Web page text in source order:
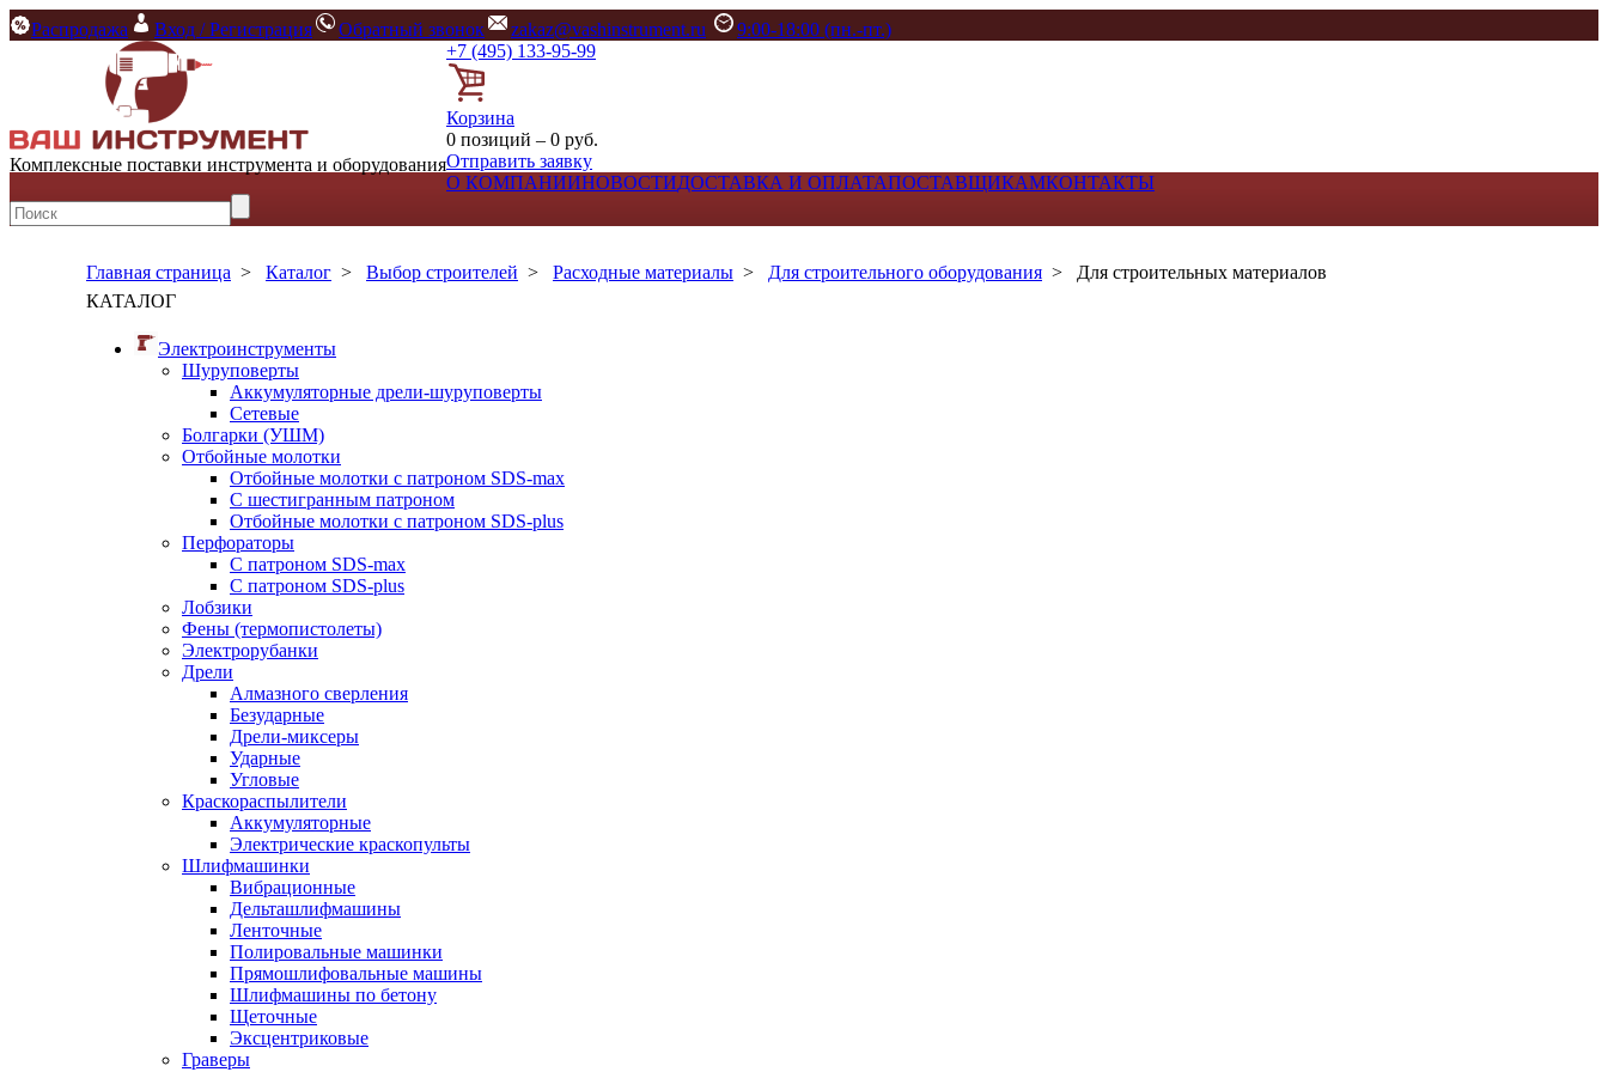
Распродажа Вход / Регистрация Обратный звонок zakaz@vashinstrument.ru 9:00-18:00 (пн.-пт.)
Комплексные поставки инструмента и оборудования
+7 (495) 133-95-99
Корзина
0 позиций – 0 руб.
Отправить заявку
О КОМПАНИИНОВОСТИДОСТАВКА И ОПЛАТАПОСТАВЩИКАМКОНТАКТЫ
Главная страница > Каталог > Выбор строителей > Расходные материалы > Для строительного оборудования > Для строительных материалов
КАТАЛОГ
Электроинструменты
Шуруповерты
Аккумуляторные дрели-шуруповерты
Сетевые
Болгарки (УШМ)
Отбойные молотки
Отбойные молотки с патроном SDS-max
С шестигранным патроном
Отбойные молотки с патроном SDS-plus
Перфораторы
С патроном SDS-max
С патроном SDS-plus
Лобзики
Фены (термопистолеты)
Электрорубанки
Дрели
Алмазного сверления
Безударные
Дрели-миксеры
Ударные
Угловые
Краскораспылители
Аккумуляторные
Электрические краскопульты
Шлифмашинки
Вибрационные
Дельташлифмашины
Ленточные
Полировальные машинки
Прямошлифовальные машины
Шлифмашины по бетону
Щеточные
Эксцентриковые
Граверы